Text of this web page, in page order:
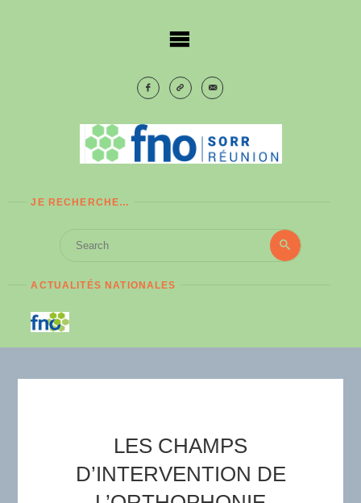
JE RECHERCHE…
Search
Search
ACTUALITÉS NATIONALES
LES CHAMPS
D’INTERVENTION DE